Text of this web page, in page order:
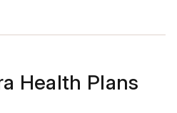
Health Plans